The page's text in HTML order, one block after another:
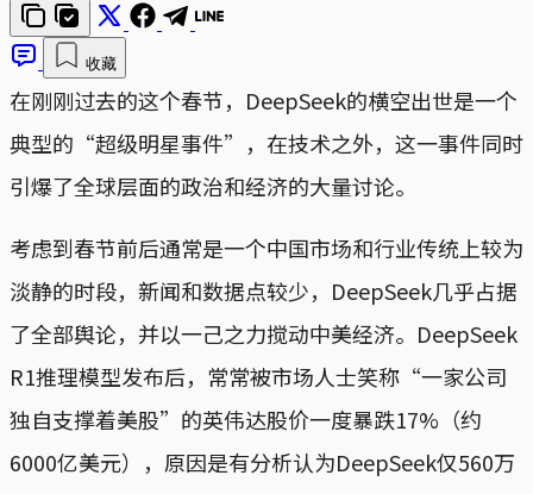
收藏
在刚刚过去的这个春节，DeepSeek的横空出世是一个
典型的“超级明星事件”，在技术之外，这一事件同时
引爆了全球层面的政治和经济的大量讨论。
考虑到春节前后通常是一个中国市场和行业传统上较为
淡静的时段，新闻和数据点较少，DeepSeek几乎占据
了全部舆论，并以一己之力搅动中美经济。DeepSeek
R1推理模型发布后，常常被市场人士笑称“一家公司
独自支撑着美股”的英伟达股价一度暴跌17%（约
6000亿美元），原因是有分析认为DeepSeek仅560万